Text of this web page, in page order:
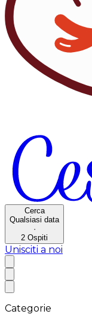
Cerca
Qualsiasi data
·
2 Ospiti
Unisciti a noi
Categorie